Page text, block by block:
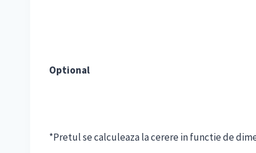
Optional
*Pretul se calculeaza la cerere in functie de